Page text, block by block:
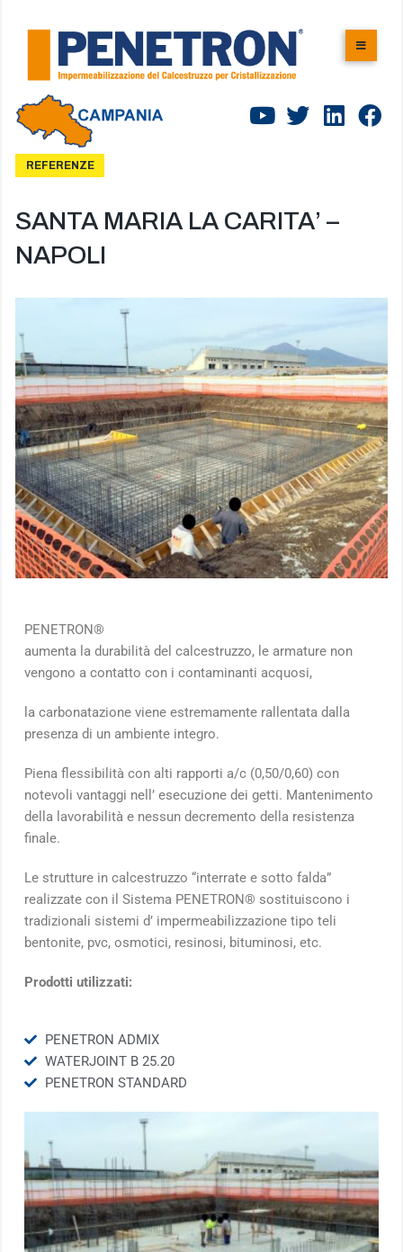
REFERENZE
SANTA MARIA LA CARITA’ –
NAPOLI
PENETRON®
aumenta la durabilità del calcestruzzo, le armature non
vengono a contatto con i contaminanti acquosi,
la carbonatazione viene estremamente rallentata dalla
presenza di un ambiente integro.
Piena flessibilità con alti rapporti a/c (0,50/0,60) con
notevoli vantaggi nell’ esecuzione dei getti. Mantenimento
della lavorabilità e nessun decremento della resistenza
finale.
Le strutture in calcestruzzo “interrate e sotto falda”
realizzate con il Sistema PENETRON® sostituiscono i
tradizionali sistemi d’ impermeabilizzazione tipo teli
bentonite, pvc, osmotici, resinosi, bituminosi, etc.
Prodotti utilizzati:
PENETRON ADMIX
WATERJOINT B 25.20
PENETRON STANDARD